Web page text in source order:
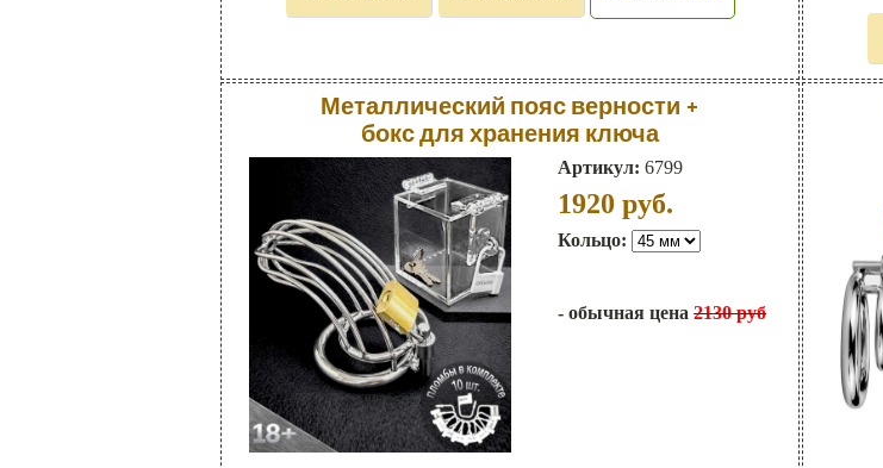
Металлический пояс верности +
бокс для хранения ключа
Артикул: 6799
1920 руб.
Кольцо:
- обычная цена 2130 руб